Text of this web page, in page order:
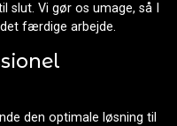
Vi gør os umage, så I
færdige arbejde.
den optimale løsning til